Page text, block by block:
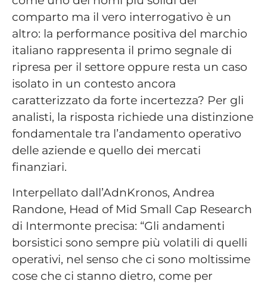
comparto ma il vero interrogativo è un
altro: la performance positiva del marchio
italiano rappresenta il primo segnale di
ripresa per il settore oppure resta un caso
isolato in un contesto ancora
caratterizzato da forte incertezza? Per gli
analisti, la risposta richiede una distinzione
fondamentale tra l’andamento operativo
delle aziende e quello dei mercati
finanziari.
Interpellato dall’AdnKronos, Andrea
Randone, Head of Mid Small Cap Research
di Intermonte precisa: “Gli andamenti
borsistici sono sempre più volatili di quelli
operativi, nel senso che ci sono moltissime
cose che ci stanno dietro, come per